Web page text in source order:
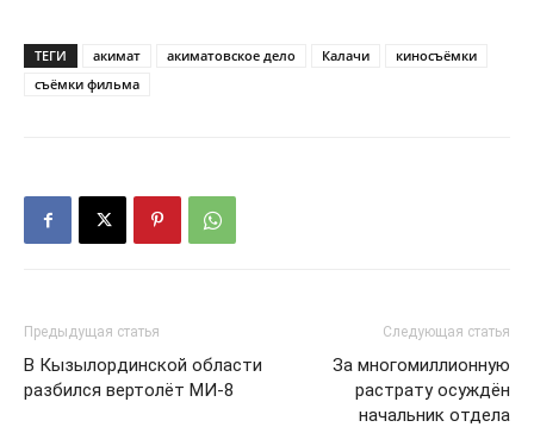
ТЕГИ акимат акиматовское дело Калачи
киносъёмки
съёмки фильма
Предыдущая статья
В Кызылординской области
разбился вертолёт МИ-8
Следующая статья
За многомиллионную
растрату осуждён
начальник отдела